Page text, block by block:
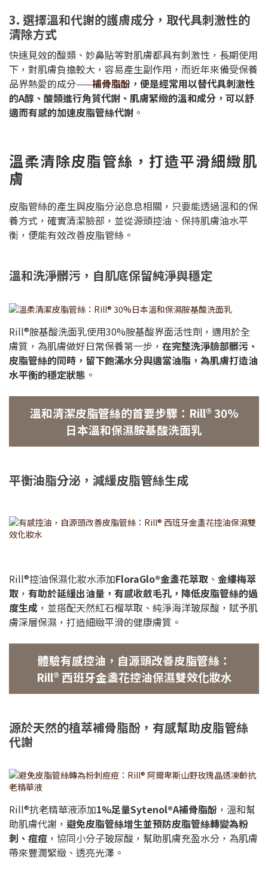
3. 選擇溫和代謝的護膚成分，取代具刺激性的
清除方式
快速見效的酸類、妙鼻貼等對肌膚都具有刺激性，長期使用
下，對肌膚負擔較大，容易產生副作用，而近年來備受保養
品界熱愛的成分——補骨脂酚 ，便是經常用以替代具刺激性
的A醇、酸類進行角質代謝、肌膚緊緻的溫和成分，可以舒
適而有感的加速皮脂管絲代謝 。
溫柔清除皮脂管絲，打造平滑細緻肌
膚
皮脂管絲的產生與皮脂分泌息息相關，只要能透過溫和的保
養方式，確實清潔臉部，並從源頭控油、保持肌膚油水平
衡，便能有效改善皮脂管絲。
溫和洗淨髒污，自肌底保留純淨與穩定
Rill®胺基酸洗面乳使用30%胺基酸界面活性劑，適用於全
膚質，為肌膚做好日常保養第一步， 在完整洗淨臉部髒污、
皮脂管絲的同時，留下飽滿水分與適當油脂，為肌膚打造油
水平衡的穩定狀態 。
溫和清潔皮脂管絲的首要步驟：Rill® 30%
日本溫和保濕胺基酸洗面乳
平衡油脂分泌，減緩皮脂管絲生成
Rill®控油保濕化妝水添加FloraGlo®金盞花萃取 、 金縷梅萃
取 ， 有助於延緩出油量，有感收斂毛孔，降低皮脂管絲的過
度生成 ，並搭配天然紅石榴萃取、純淨海洋玻尿酸，賦予肌
膚深層保濕，打造細緻平滑的健康膚質。
體驗有感控油，自源頭改善皮脂管絲：
Rill® 西班牙金盞花控油保濕雙效化妝水
源於天然的植萃補骨脂酚，有感幫助皮脂管絲
代謝
Rill®抗老精華液添加1%足量Sytenol®A補骨脂酚 ，溫和幫
助肌膚代謝， 避免皮脂管絲增生並預防皮脂管絲轉變為粉
刺、痘痘 ，協同小分子玻尿酸，幫助肌膚充盈水分，為肌膚
帶來豐潤緊緻、透亮光澤。